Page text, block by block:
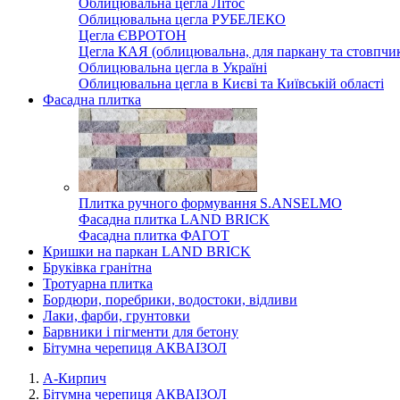
Облицювальна цегла Літос
Облицювальна цегла РУБЕЛЕКО
Цегла ЄВРОТОН
Цегла КАЯ (облицювальна, для паркану та
Облицювальна цегла в Україні
Облицювальна цегла в Києві та Київській області
Фасадна плитка
Плитка ручного формування S.ANSELMO
Фасадна плитка LAND BRICK
Фасадна плитка ФАГОТ
Кришки на паркан LAND BRICK
Бруківка гранітна
Тротуарна плитка
Бордюри, поребрики, водостоки, відливи
Лаки, фарби, грунтовки
Барвники і пігменти для бетону
Бітумна черепиця АКВАІЗОЛ
А-Кирпич
Бітумна черепиця АКВАІЗОЛ